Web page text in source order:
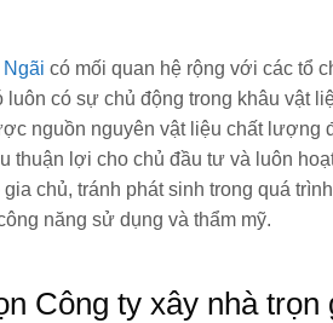
có mối quan hệ rộng với các tổ
luôn có sự chủ động trong khâu vật
nguồn nguyên vật liệu chất lượng
thuận lợi cho chủ đầu tư và luôn
chủ, tránh phát sinh trong quá
năng sử dụng và thẩm mỹ.
Công ty xây nhà trọn